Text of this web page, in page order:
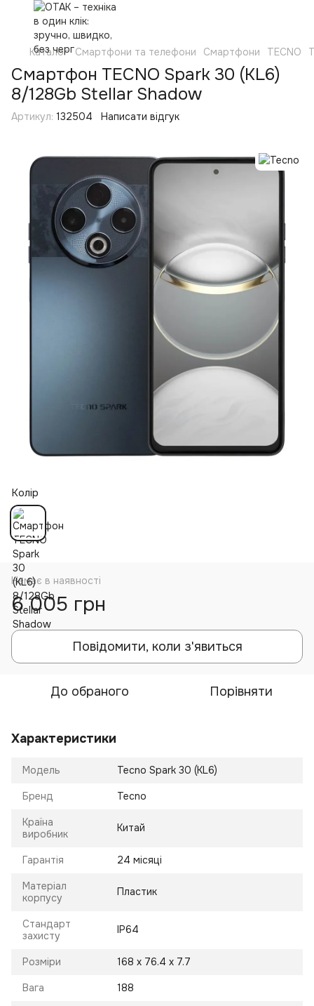
Каталог Смартфони та телефони Смартфони TECNO
Смартфон TECNO Spark 30 (KL6)
8/128Gb Stellar Shadow
Артикул: 132504 Написати відгук
Колір
Немає в наявності
6 005 грн
Повідомити, коли з'явиться
До обраного Порівняти
Характеристики
Модель Tecno Spark 30 (KL6)
Бренд Tecno
Країна
виробник
Китай
Гарантія 24 місяці
Матеріал
корпусу
Пластик
Стандарт
захисту
IP64
Розміри 168 x 76.4 x 7.7
Вага 188